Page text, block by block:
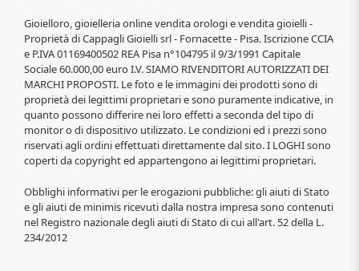
Gioielloro, gioielleria online vendita orologi e vendita gioielli -
Proprietà di Cappagli Gioielli srl - Fornacette - Pisa. Iscrizione CCIA
e P.IVA 01169400502 REA Pisa n°104795 il 9/3/1991 Capitale
Sociale 60.000,00 euro I.V. SIAMO RIVENDITORI AUTORIZZATI DEI
MARCHI PROPOSTI. Le foto e le immagini dei prodotti sono di
proprietà dei legittimi proprietari e sono puramente indicative, in
quanto possono differire nei loro effetti a seconda del tipo di
monitor o di dispositivo utilizzato. Le condizioni ed i prezzi sono
riservati agli ordini effettuati direttamente dal sito. I LOGHI sono
coperti da copyright ed appartengono ai legittimi proprietari.
Obblighi informativi per le erogazioni pubbliche: gli aiuti di Stato
e gli aiuti de minimis ricevuti dalla nostra impresa sono contenuti
nel Registro nazionale degli aiuti di Stato di cui all'art. 52 della L.
234/2012